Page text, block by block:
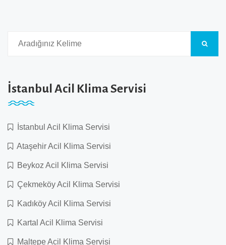
İstanbul Acil Klima Servisi
İstanbul Acil Klima Servisi
Ataşehir Acil Klima Servisi
Beykoz Acil Klima Servisi
Çekmeköy Acil Klima Servisi
Kadıköy Acil Klima Servisi
Kartal Acil Klima Servisi
Maltepe Acil Klima Servisi